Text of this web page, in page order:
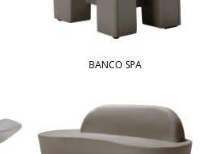
BANCO SPA